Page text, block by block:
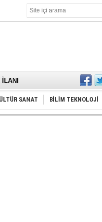
SANAT BİLİM TEKNOLOJİ